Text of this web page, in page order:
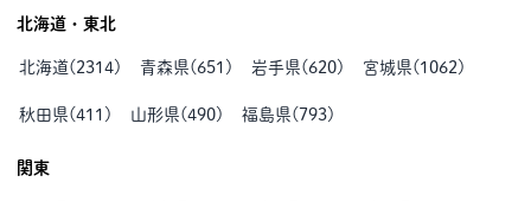
北海道・東北
北海道( 2314) 青森県( 651 ) 岩手県( 620) 宮城県( 1062 )
秋田県(411 ) 山形県(490) 福島県( 793)
関東